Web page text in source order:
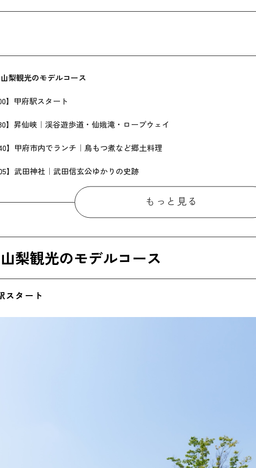
山梨観光のモデルコース
甲府駅スタート
昇仙峡｜渓谷遊歩道・仙娥滝・ロープウェイ
甲府市内でランチ｜鳥もつ煮など郷土料理
武田神社｜武田信玄公ゆかりの史跡
5】勝沼ぶどうの丘・シャトー勝沼｜ワイン試飲体験
】石和温泉｜源泉かけ流しの湯を堪能
和温泉の宿泊先で夕食｜甲州牛・旬の会席料理と地ワインを楽しむ
温泉街・夜の散策
もっと見る
山梨観光のモデルコース
スタート